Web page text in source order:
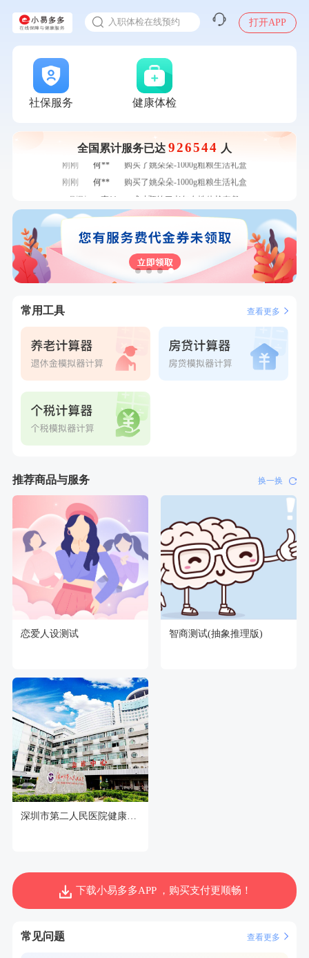
入职体检在线预约
打开APP
社保服务 健康体检
全国累计服务已达 926544 人
7分钟前
谭**
购买了中粮可益康红豆薏米粉500g
刚刚 何** 购买了姚朵朵-1000g粗粮生活礼盒
刚刚 李**
成功预约了老年女性体检套餐
刚刚
李**
成功预约了老年女性体检套餐
1分钟前
毛**
购买了联创雅斯奶锅DF-CP103M
2分钟前
购买了美的体重秤 MO-CW5 白色
肖**
成功预约了坐班族体检套餐（男）
4分钟前
购买了美的体重秤 MO-CW5 白色
购买了中粮可益康红豆薏米粉500g
6分钟前
成功预约了女性健康套餐二档
7分钟前
陈**
成功预约了精英体检套餐
7分钟前
谭**
购买了中粮可益康红豆薏米粉500g
购买了姚朵朵-1000g粗粮生活礼盒
刚刚
购买了姚朵朵-1000g粗粮生活礼盒
常用工具 查看更多
推荐商品与服务 换一换
恋爱人设测试 智商测试(抽象推理版)
深圳市第二人民医院健康管理中心
下载小易多多APP ，购买支付更顺畅！
常见问题 查看更多